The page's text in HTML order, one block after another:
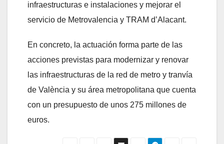
infraestructuras e instalaciones y mejorar el
servicio de Metrovalencia y TRAM d’Alacant.
En concreto, la actuación forma parte de las
acciones previstas para modernizar y renovar
las infraestructuras de la red de metro y tranvía
de València y su área metropolitana que cuenta
con un presupuesto de unos 275 millones de
euros.